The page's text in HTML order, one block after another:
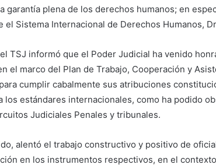
garantía plena de los derechos humanos; en
el Sistema Internacional de Derechos Humanos,
TSJ informó que el Poder Judicial ha venido
el marco del Plan de Trabajo, Cooperación y
cumplir cabalmente sus atribuciones
los estándares internacionales, como ha podido
Judiciales Penales y tribunales.
alentó el trabajo constructivo y positivo de
en los instrumentos respectivos, en el